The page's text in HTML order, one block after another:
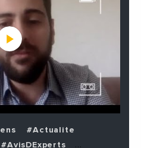
#Actualite
#AvisDExperts